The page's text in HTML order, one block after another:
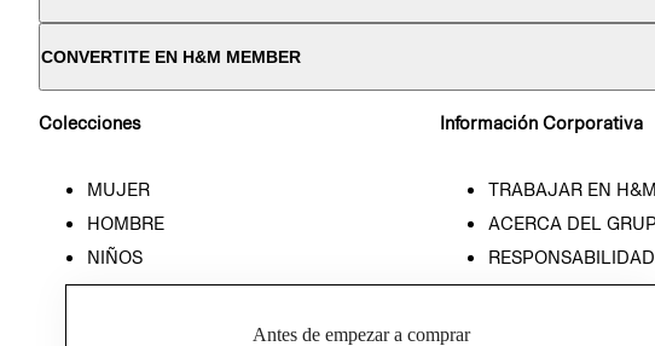
CONVERTITE EN H&M MEMBER
Colecciones
MUJER
HOMBRE
NIÑOS
HOME
Información Corporativa
TRABAJAR EN H&M
ACERCA DEL
PRENSA
RELACIÓN CON
Antes de empezar a comprar